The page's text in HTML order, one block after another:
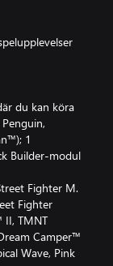
du kan köra
1
Builder-modul
Fighter M.
Fighter
II, TMNT
Camper™
Wave, Pink